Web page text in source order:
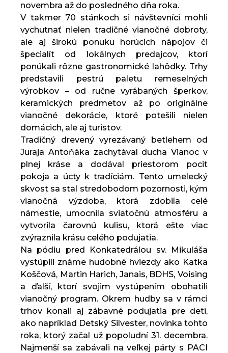
novembra až do posledného dňa roka.
V takmer 70 stánkoch si návštevníci mohli
vychutnať nielen tradičné vianočné dobroty,
ale aj širokú ponuku horúcich nápojov či
špecialít od lokálnych predajcov, ktorí
ponúkali rôzne gastronomické lahôdky. Trhy
predstavili pestrú paletu remeselných
výrobkov – od ručne vyrábaných šperkov,
keramických predmetov až po originálne
vianočné dekorácie, ktoré potešili nielen
domácich, ale aj turistov.
Tradičný drevený vyrezávaný betlehem od
Juraja Antoňáka zachytával ducha Vianoc v
plnej kráse a dodával priestorom pocit
pokoja a úcty k tradíciám. Tento umelecký
skvost sa stal stredobodom pozornosti, kým
vianočná výzdoba, ktorá zdobila celé
námestie, umocnila sviatočnú atmosféru a
vytvorila čarovnú kulisu, ktorá ešte viac
zvýraznila krásu celého podujatia.
Na pódiu pred Konkatedrálou sv. Mikuláša
vystúpili známe hudobné hviezdy ako Katka
Koščová, Martin Harich, Janais, BDHS, Voising
a ďalší, ktorí svojim vystúpením obohatili
vianočný program. Okrem hudby sa v rámci
trhov konali aj zábavné podujatia pre deti,
ako napríklad Detský Silvester, novinka tohto
roka, ktorý začal už popoludní 31. decembra.
Najmenší sa zabávali na veľkej párty s PACI